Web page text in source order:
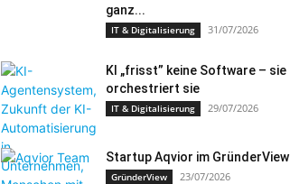
ganz...
IT & Digitalisierung 31/07/2026
KI „frisst” keine Software – sie
orchestriert sie
IT & Digitalisierung 29/07/2026
Startup Aqvior im GründerView
GründerView 23/07/2026